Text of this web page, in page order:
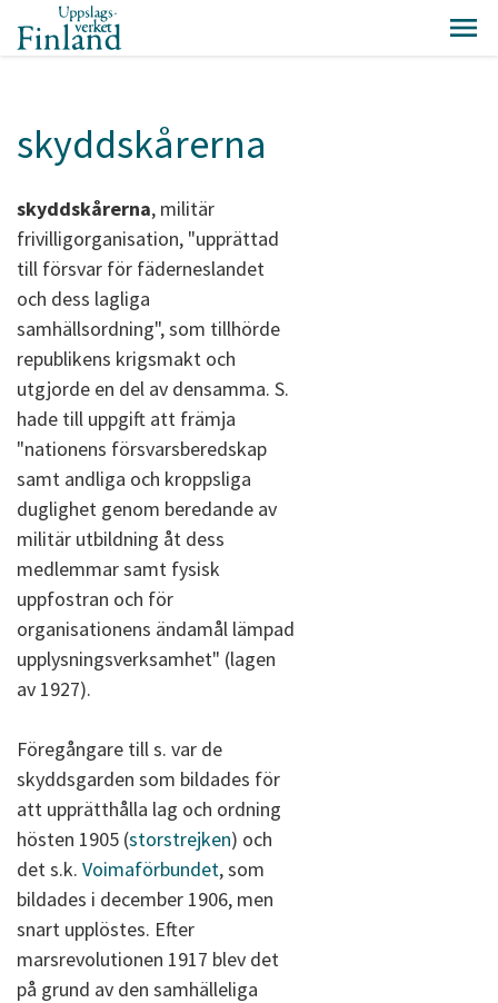
skyddskårerna
skyddskårerna, militär
frivilligorganisation, "upprättad
till försvar för fäderneslandet
och dess lagliga
samhällsordning", som tillhörde
republikens krigsmakt och
utgjorde en del av densamma. S.
hade till uppgift att främja
"nationens försvarsberedskap
samt andliga och kroppsliga
duglighet genom beredande av
militär utbildning åt dess
medlemmar samt fysisk
uppfostran och för
organisationens ändamål lämpad
upplysningsverksamhet" (lagen
av 1927).
Föregångare till s. var de
skyddsgarden som bildades för
att upprätthålla lag och ordning
hösten 1905 (storstrejken) och
det s.k. Voimaförbundet, som
bildades i december 1906, men
snart upplöstes. Efter
marsrevolutionen 1917 blev det
på grund av den samhälleliga